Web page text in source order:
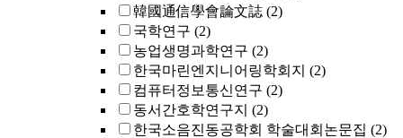
韓國通信學會論文誌 (2)
국학연구 (2)
농업생명과학연구 (2)
한국마린엔지니어링학회지 (2)
컴퓨터정보통신연구 (2)
동서간호학연구지 (2)
한국소음진동공학회 학술대회논문집 (2)